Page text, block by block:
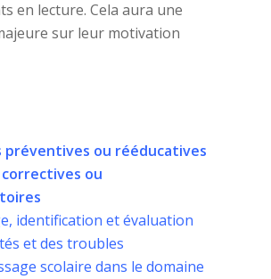
en lecture. Cela aura une
sur leur motivation
préventives ou rééducatives
ou
identification et évaluation
et des troubles
scolaire dans le domaine